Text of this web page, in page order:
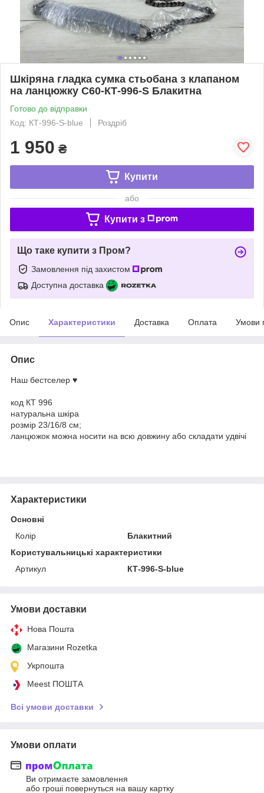
Шкіряна гладка сумка стьобана з клапаном
на ланцюжку С60-КТ-996-S Блакитна
Готово до відправки
Код: КТ-996-S-blue
Роздріб
1 950 ₴
Купити
або
Купити з
Що таке купити з Пром?
Замовлення під захистом
Доступна доставка
Опис Характеристики Доставка Оплата Умови
Опис
Наш бестселер ♥
код КТ 996
натуральна шкіра
розмір 23/16/8 см;
ланцюжок можна носити на всю довжину або складати удвічі
Характеристики
Основні
Колір
Блакитний
Користувальницькі характеристики
Артикул
КТ-996-S-blue
Умови доставки
Нова Пошта
Магазини Rozetka
Укрпошта
Meest ПОШТА
Всі умови доставки
Умови оплати
Ви отримаєте замовлення
або гроші повернуться на вашу картку